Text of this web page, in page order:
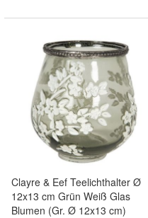
Clayre & Eef Teelichthalter Ø
12x13 cm Grün Weiß Glas
Blumen (Gr. Ø 12x13 cm)